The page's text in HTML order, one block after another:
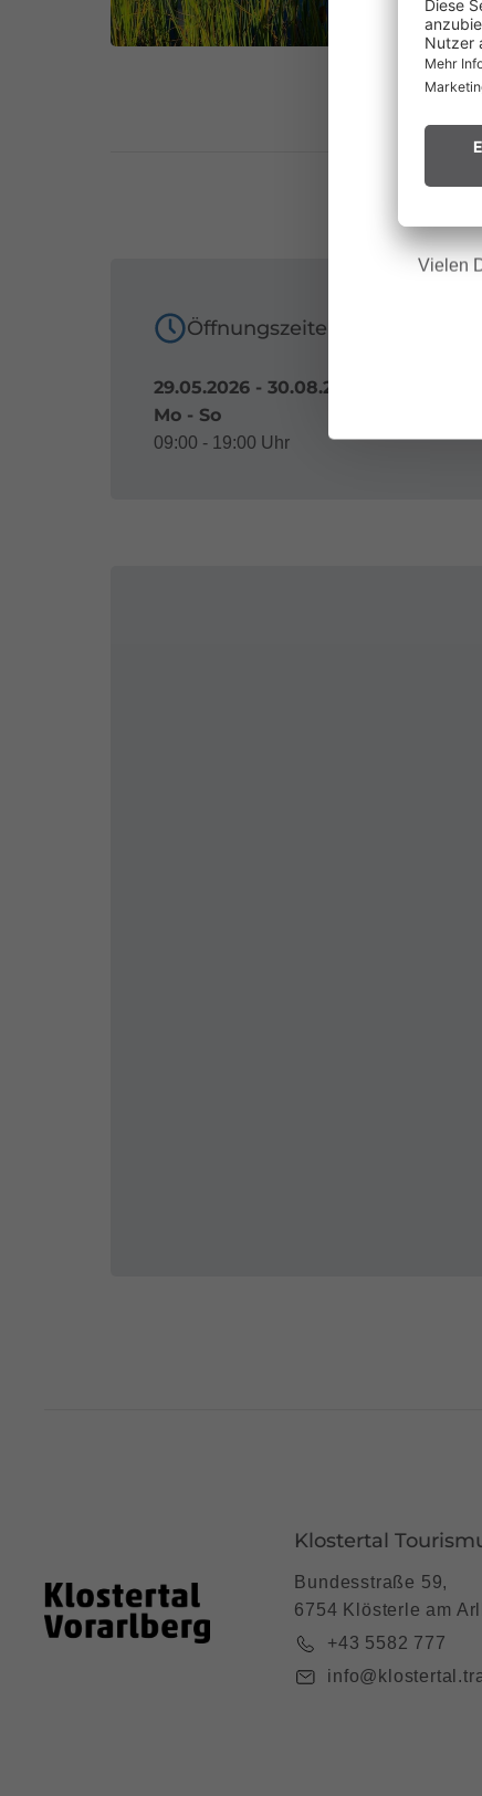
Öffnungszeiten
29.05.2026 - 30.08.2026
Mo - So
09:00 - 19:00 Uhr
Klostertal
Bundesstraße 59,
6754 Klösterle am
+43 5582 777
Wir
Vielen